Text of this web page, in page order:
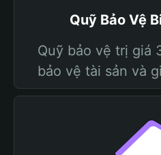
Quỹ Bảo Vệ
Quỹ bảo vệ trị giá
bảo vệ tài sản và